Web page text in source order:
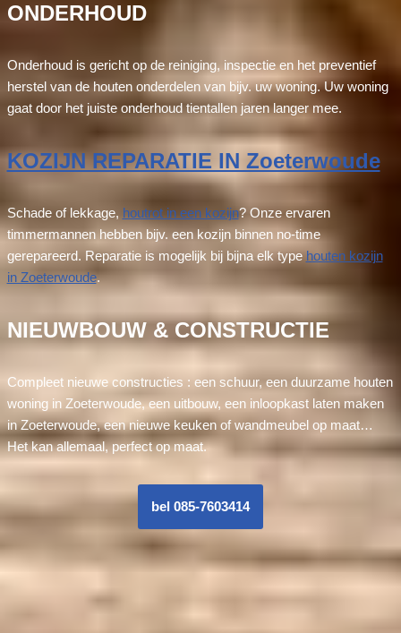
ONDERHOUD
Onderhoud is gericht op de reiniging, inspectie en het preventief
herstel van de houten onderdelen van bijv. uw woning. Uw woning
gaat door het juiste onderhoud tientallen jaren langer mee.
KOZIJN REPARATIE IN Zoeterwoude
Schade of lekkage, houtrot in een kozijn? Onze ervaren
timmermannen hebben bijv. een kozijn binnen no-time
gerepareerd. Reparatie is mogelijk bij bijna elk typehouten kozijn
in Zoeterwoude.
NIEUWBOUW & CONSTRUCTIE
Compleet nieuwe constructies : een schuur, een duurzame houten
woning in Zoeterwoude, een uitbouw, een inloopkast laten maken
in Zoeterwoude, een nieuwe keuken of wandmeubel op maat…
Het kan allemaal, perfect op maat.
bel 085-7603414